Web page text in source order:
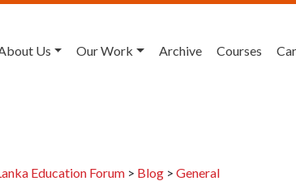
Us Our Work Archive Courses
Education Forum > Blog > General